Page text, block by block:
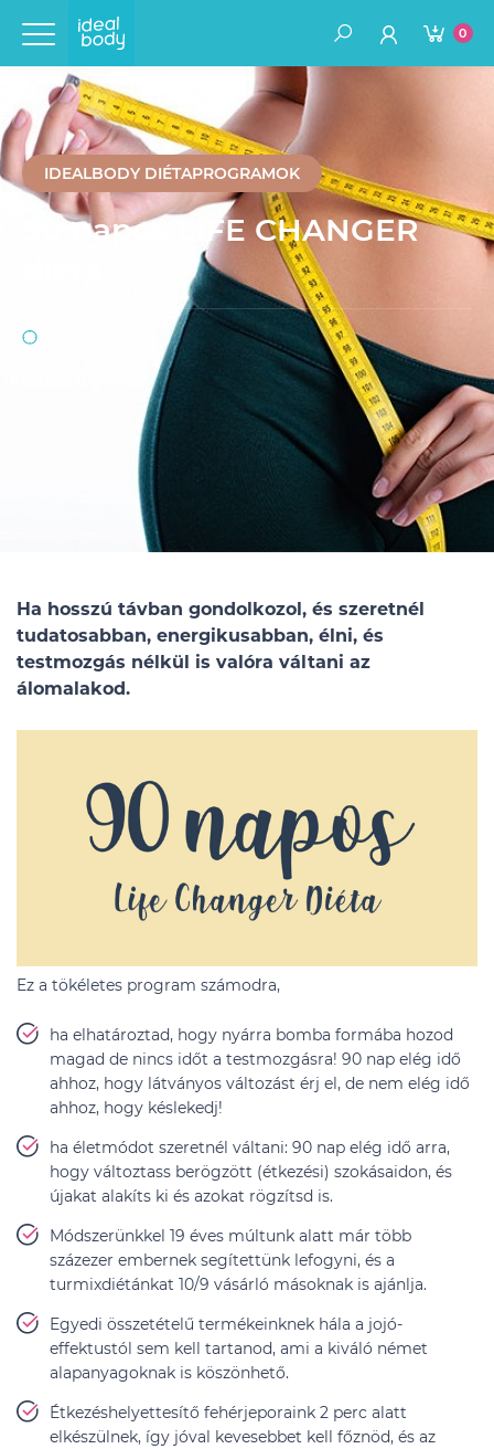
0
IDEALBODY DIÉTAPROGRAMOK
90 napos LIFE CHANGER
Ha hosszú távban gondolkozol, és szeretnél
tudatosabban, energikusabban, élni, és
testmozgás nélkül is valóra váltani az
álomalakod.
Ez a tökéletes program számodra,
ha elhatároztad, hogy nyárra bomba formába hozod
magad de nincs időt a testmozgásra! 90 nap elég idő
ahhoz, hogy látványos változást érj el, de nem elég idő
ahhoz, hogy késlekedj!
ha életmódot szeretnél váltani: 90 nap elég idő arra,
hogy változtass berögzött (étkezési) szokásaidon, és
újakat alakíts ki és azokat rögzítsd is.
Módszerünkkel 19 éves múltunk alatt már több
százezer embernek segítettünk lefogyni, és a
turmixdiétánkat 10/9 vásárló másoknak is ajánlja.
Egyedi összetételű termékeinknek hála a jojó-
effektustól sem kell tartanod, ami a kiváló német
alapanyagoknak is köszönhető.
Étkezéshelyettesítő fehérjeporaink 2 perc alatt
elkészülnek, így jóval kevesebbet kell főznöd, és az